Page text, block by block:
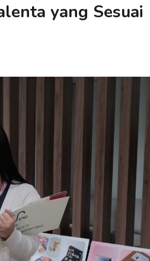
yang Sesuai